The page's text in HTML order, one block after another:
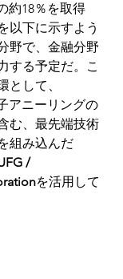
約18％を取得
以下に示すよう
野で、金融分野
する予定だ。こ
として、
アニーリングの
む、最先端技術
組み込んだ
/
を活用して